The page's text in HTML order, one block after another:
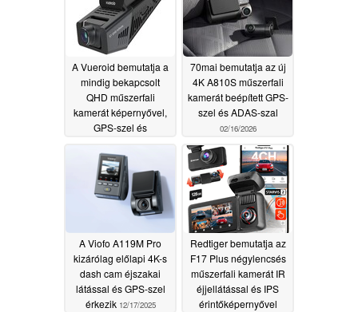
A Vueroid bemutatja a
mindig bekapcsolt
QHD műszerfali
kamerát képernyővel,
GPS-szel és
emeléssel06/11/2026
70mai bemutatja az új
4K A810S műszerfali
kamerát beépített GPS-
szel és ADAS-szal
02/16/2026
A Viofo A119M Pro
kizárólag előlapi 4K-s
dash cam éjszakai
látással és GPS-szel
érkezik 12/17/2025
Redtiger bemutatja az
F17 Plus négylencsés
műszerfali kamerát IR
éjjellátással és IPS
érintőképernyővel